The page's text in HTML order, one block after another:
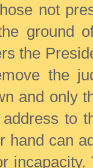
not
ground
the
the
and only
to
hand can